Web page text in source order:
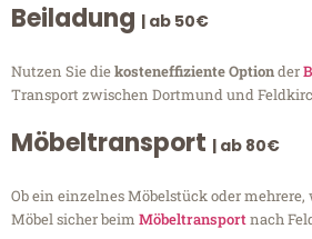
Beiladung | ab 50€
Nutzen Sie diekosteneffiziente Optionder
Transport zwischen Dortmund und
Möbeltransport | ab 80€
Ob ein einzelnes Möbelstück oder
Möbel sicher beim Möbeltransportnach